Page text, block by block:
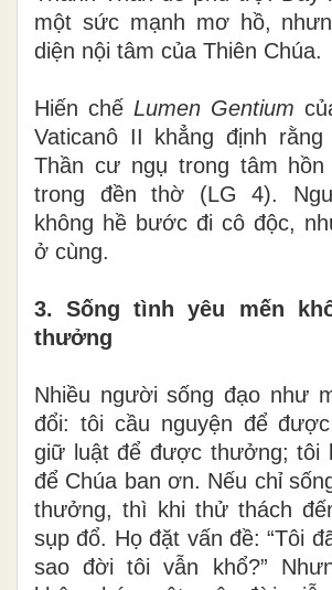
một sức mạnh mơ hồ,
diện nội tâm của Thiên Chúa.
Hiến chế Lumen Gentium
Vaticanô II khẳng định rằng
Thần cư ngụ trong tâm
trong đền thờ (LG 4).
không hề bước đi cô độc,
ở cùng.
3. Sống tình yêu mến
thưởng
Nhiều người sống đạo như
đổi: tôi cầu nguyện để
giữ luật để được thưởng; tôi
để Chúa ban ơn. Nếu chỉ
thưởng, thì khi thử thách
sụp đổ. Họ đặt vấn đề: “Tôi
sao đời tôi vẫn khổ?”